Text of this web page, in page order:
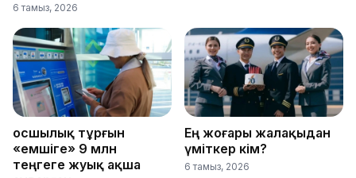
6 тамыз, 2026
Қосшылық тұрғын
«емшіге» 9 млн
теңгеге жуық ақша
Ең жоғары жалақыдан
үміткер кім?
6 тамыз, 2026